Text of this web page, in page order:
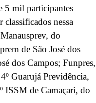
5 mil participantes
nessa
do
de São José dos
dos Campos; Funpres,
Guarujá Previdência,
ISSM de Camaçari, do